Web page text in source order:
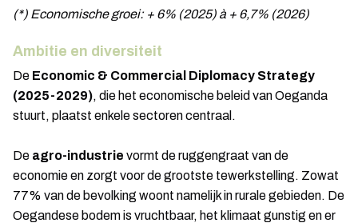
(*) Economische groei: + 6% (2025) à + 6,7% (2026)
Ambitie en diversiteit
De Economic & Commercial Diplomacy Strategy
(2025-2029), die het economische beleid van Oeganda
stuurt, plaatst enkele sectoren centraal.
De agro-industrie vormt de ruggengraat van de
economie en zorgt voor de grootste tewerkstelling. Zowat
77% van de bevolking woont namelijk in rurale gebieden. De
Oegandese bodem is vruchtbaar, het klimaat gunstig en er